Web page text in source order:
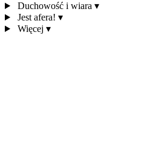
Duchowość i wiara ▾
Jest afera! ▾
Więcej ▾